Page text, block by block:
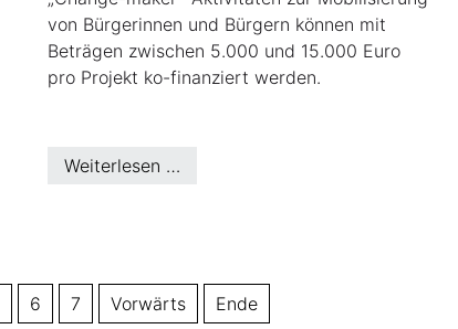
von Bürgerinnen und Bürgern können mit
Beträgen zwischen 5.000 und 15.000 Euro
pro Projekt ko-finanziert werden.
Weiterlesen …
6 7 Vorwärts Ende